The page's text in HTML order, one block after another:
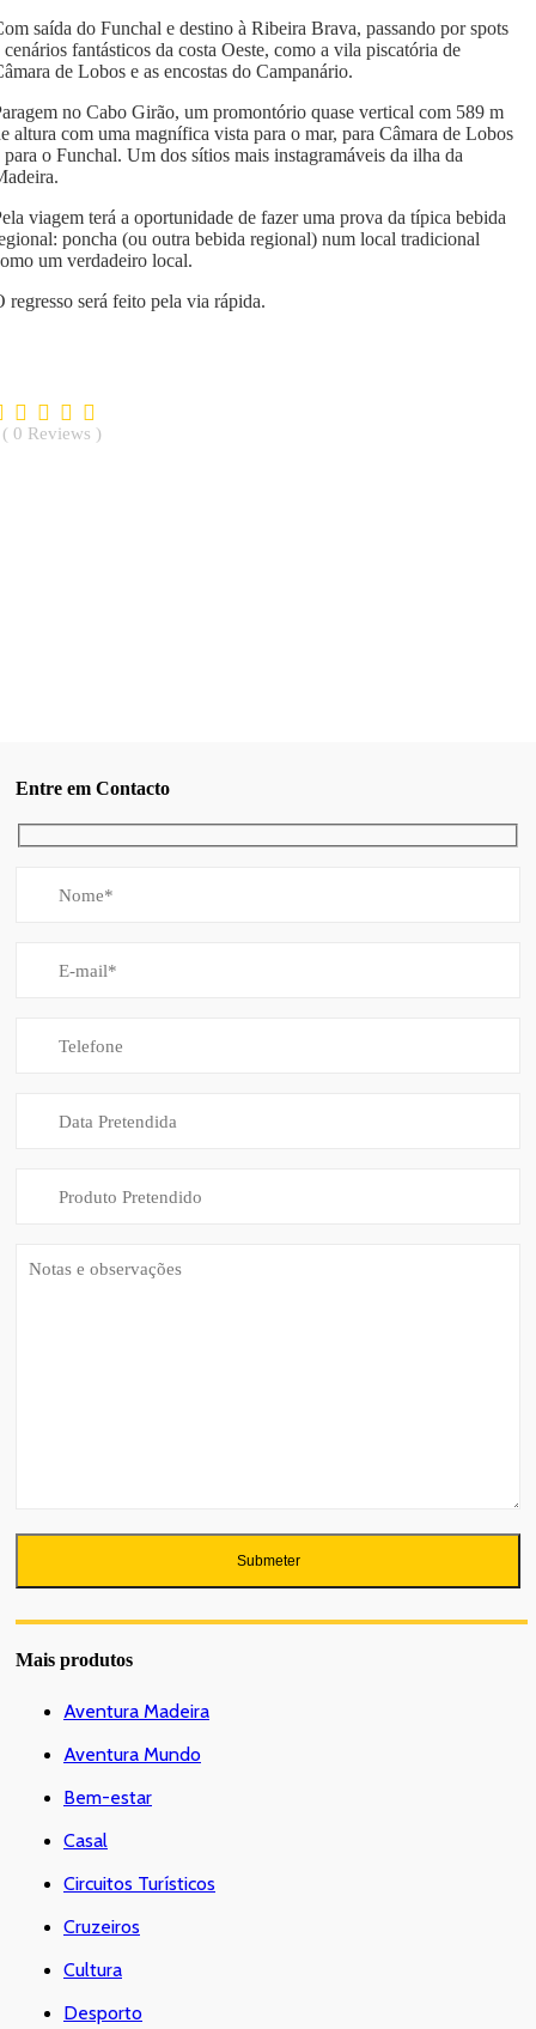
saída do Funchal e destino à Ribeira Brava, passando por spots
cenários fantásticos da costa Oeste, como a vila piscatória de
de Lobos e as encostas do Campanário.
no Cabo Girão, um promontório quase vertical com 589 m
altura com uma magnífica vista para o mar, para Câmara de Lobos
para o Funchal. Um dos sítios mais instagramáveis da ilha da
viagem terá a oportunidade de fazer uma prova da típica bebida
poncha (ou outra bebida regional) num local tradicional
um verdadeiro local.
regresso será feito pela via rápida.
0 Reviews
Entre em Contacto
Mais produtos
Aventura Madeira
Aventura Mundo
Bem-estar
Casal
Circuitos Turísticos
Cruzeiros
Cultura
Desporto